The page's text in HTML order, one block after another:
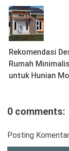
Rekomendasi
Rumah
untuk Hunian
0 comments:
Posting Komentar